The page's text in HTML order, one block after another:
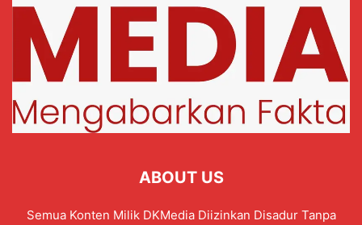
ABOUT US
Semua Konten Milik DKMedia Diizinkan Disadur Tanpa